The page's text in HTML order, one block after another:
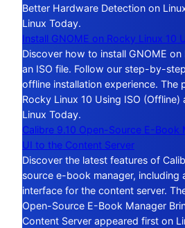
Better Hardware Detection on
Linux Today.
Install GNOME on Rocky Linux 10
Discover how to install GNOME on
an ISO file. Follow our step-by-
offline installation experience. The
Rocky Linux 10 Using ISO
Linux Today.
Calibre 9.10 Open-Source E-Book
UI to the Content Server
Discover the latest features of
source e-book manager, including
interface for the content server.
Open-Source E-Book Manager
Content Server appeared first on